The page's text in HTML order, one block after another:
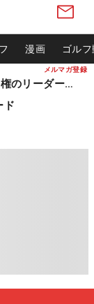
メルマガ登録
漫画 ゴル
松山英樹ら出場 ウィンダム選手権のリーダーボード
ド